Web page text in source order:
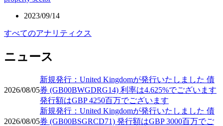
2023/09/14
すべてのアナリティクス
ニュース
2026/08/05
新規発行：United Kingdomが発行いたしました 債
券 (GB00BWGDRG14) 利率は4.625%でございます
発行額はGBP 4250百万でございます
2026/08/05
新規発行：United Kingdomが発行いたしました 債
券 (GB00BSGRCD71) 発行額はGBP 3000百万でご